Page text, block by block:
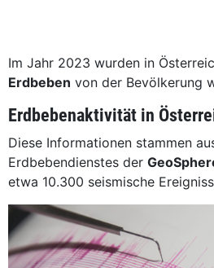
Im Jahr 2023 wurden in
Erdbeben von der Bevölkerung
Erdbebenaktivität in
Diese Informationen stammen
Erdbebendienstes der
etwa 10.300 seismische